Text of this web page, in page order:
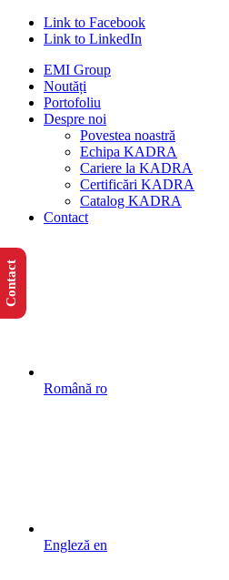
Link to Facebook
Link to LinkedIn
EMI Group
Noutăți
Portofoliu
Despre noi
Povestea noastră
Echipa KADRA
Cariere la KADRA
Certificări KADRA
Catalog KADRA
Contact
Română ro
Engleză en
Contact